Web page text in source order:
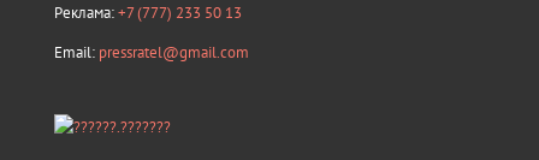
Реклама:+7 (777) 233 50 13
Email: pressratel@gmail.com